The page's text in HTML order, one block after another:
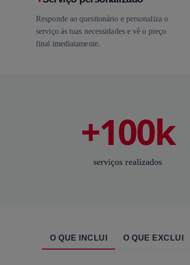
Responde ao questionário e personaliza o
serviço às tuas necessidades e vê o preço
final imediatamente.
+100k
serviços realizados
O QUE INCLUI O QUE EXCLUI